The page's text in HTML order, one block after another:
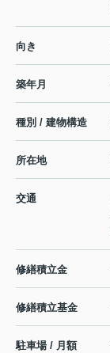
向き
築年月
種別 / 建物構造
所在地
交通
修繕積立金
修繕積立基金
駐車場 / 月額